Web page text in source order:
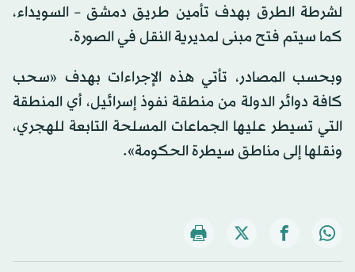
لشرطة الطرق بهدف تأمين طريق دمشق – السويداء،
كما سيتم فتح مبنى لمديرية النقل في الصورة.
وبحسب المصادر، تأتي هذه الإجراءات بهدف «سحب
كافة دوائر الدولة من منطقة نفوذ إسرائيل، أي المنطقة
التي تسيطر عليها الجماعات المسلحة التابعة للهجري،
ونقلها إلى مناطق سيطرة الحكومة».